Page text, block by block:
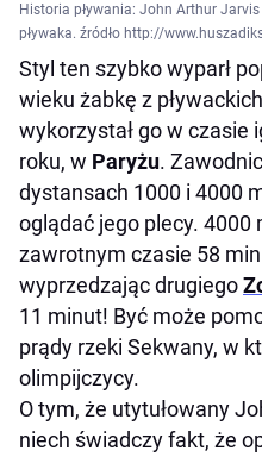
Historia pływania: John Arthur
pływaka. źródło http://
Styl ten szybko wyparł
wieku żabkę z
wykorzystał go w czasie
roku, w Paryżu.
dystansach 1000 i 4000
oglądać jego plecy. 4000
zawrotnym czasie 58
wyprzedzając drugiego
11 minut! Być może
prądy rzeki Sekwany, w
olimpijczycy.
O tym, że utytułowany
niech świadczy fakt, że